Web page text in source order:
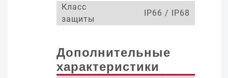
Класс
защиты
IP66 / IP68
Дополнительные
характеристики